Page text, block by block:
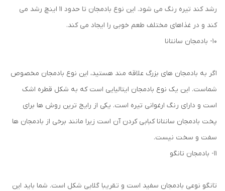
رشد کند تیره رنگ می شود. این نوع بادمجان تا حدود ۱۱ اینچ رشد می
‌کند و در غذاهای مختلف طعم خوبی را ایجاد می کند.
10- بادمجان سانتانا
اگر به بادمجان های بزرگ علاقه مند هستید، این نوع بادمجان مخصوص
شماست. این یک نوع بادمجان ایتالیایی است که به شکل قطره اشک
است و دارای رنگ ارغوانی تیره است. یکی از رایج‌ ترین روش‌ ها برای
پخت بادمجان سانتانا کبابی کردن آن است زیرا مانند برخی از بادمجان ها
سفت و سخت نیست.
11- بادمجان تانگو
تانگو نوعی بادمجان سفید است و تقریبا گلابی شکل است. شما باید این